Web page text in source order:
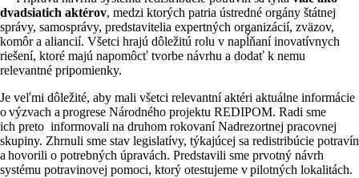
dvadsiatich aktérov, medzi ktorých patria ústredné orgány štátnej
správy, samosprávy, predstavitelia expertných organizácií, zväzov,
komôr a aliancií. Všetci hrajú dôležitú rolu v napĺňaní inovatívnych
riešení, ktoré majú napomôcť tvorbe návrhu a dodať k nemu
relevantné pripomienky.
Je veľmi dôležité, aby mali všetci relevantní aktéri aktuálne informácie
o výzvach a progrese Národného projektu REDIPOM. Radi sme
ich preto informovali na druhom rokovaní Nadrezortnej pracovnej
skupiny. Zhrnuli sme stav legislatívy, týkajúcej sa redistribúcie potravín
a hovorili o potrebných úpravách. Predstavili sme prvotný návrh
systému potravinovej pomoci, ktorý otestujeme v pilotných lokalitách.